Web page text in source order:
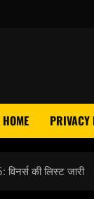
HOME PRIVACY
की लिस्ट जारी